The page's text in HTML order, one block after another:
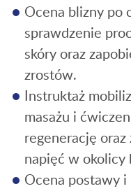
Ocena blizny po
sprawdzenie
skóry oraz
zrostów.
Instruktaż
masażu i
regenerację
napięć w okolicy
Ocena postawy